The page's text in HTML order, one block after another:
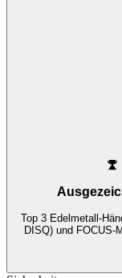
Top 3 Edelmetall-
DISQ) und FOCUS-